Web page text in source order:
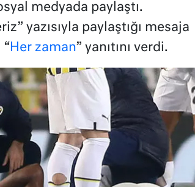
medyada paylaştı.
yazısıyla paylaştığı mesaja
Her zaman” yanıtını verdi.